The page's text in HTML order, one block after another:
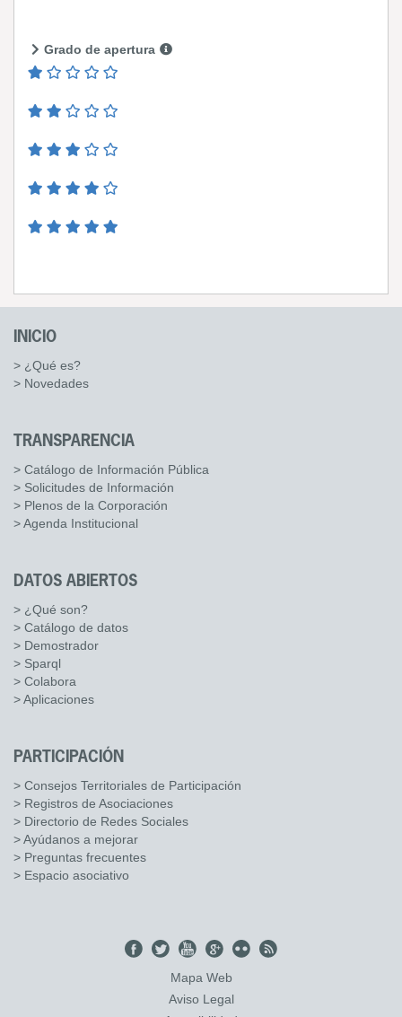
Grado de apertura
INICIO
> ¿Qué es?
> Novedades
TRANSPARENCIA
> Catálogo de Información Pública
> Solicitudes de Información
> Plenos de la Corporación
> Agenda Institucional
DATOS ABIERTOS
> ¿Qué son?
> Catálogo de datos
> Demostrador
> Sparql
> Colabora
> Aplicaciones
PARTICIPACIÓN
> Consejos Territoriales de Participación
> Registros de Asociaciones
> Directorio de Redes Sociales
> Ayúdanos a mejorar
> Preguntas frecuentes
> Espacio asociativo
Mapa Web
Aviso Legal